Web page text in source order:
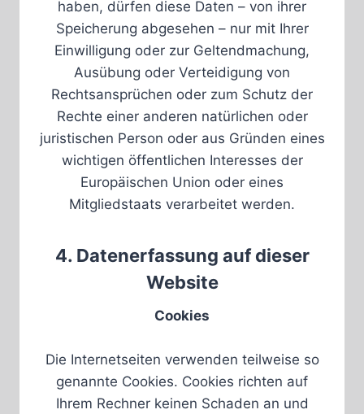
haben, dürfen diese Daten – von ihrer
Speicherung abgesehen – nur mit Ihrer
Einwilligung oder zur Geltendmachung,
Ausübung oder Verteidigung von
Rechtsansprüchen oder zum Schutz der
Rechte einer anderen natürlichen oder
juristischen Person oder aus Gründen eines
wichtigen öffentlichen Interesses der
Europäischen Union oder eines
Mitgliedstaats verarbeitet werden.
4. Datenerfassung auf dieser
Website
Cookies
Die Internetseiten verwenden teilweise so
genannte Cookies. Cookies richten auf
Ihrem Rechner keinen Schaden an und